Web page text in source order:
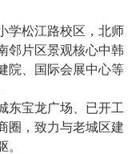
学松江路校区，北师
邻片区景观核心中韩
院、国际会展中心等
东宝龙广场、已开工
圈，致力与老城区建
。